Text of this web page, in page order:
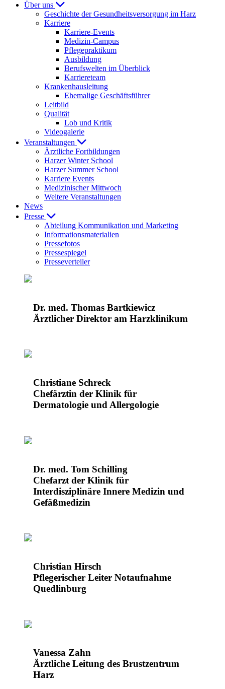
Über uns
Geschichte der Gesundheitsversorgung im Harz
Karriere
Karriere-Events
Medizin-Campus
Pflegepraktikum
Ausbildung
Berufswelten im Überblick
Karriereteam
Krankenhausleitung
Ehemalige Geschäftsführer
Leitbild
Qualität
Lob und Kritik
Videogalerie
Veranstaltungen
Ärztliche Fortbildungen
Harzer Winter School
Harzer Summer School
Karriere Events
Medizinischer Mittwoch
Weitere Veranstaltungen
News
Presse
Abteilung Kommunikation und Marketing
Informationsmaterialien
Pressefotos
Pressespiegel
Presseverteiler
Dr. med. Thomas Bartkiewicz
Ärztlicher Direktor am Harzklinikum
Christiane Schreck
Chefärztin der Klinik für
Dermatologie und Allergologie
Dr. med. Tom Schilling
Chefarzt der Klinik für
Interdisziplinäre Innere Medizin und
Gefäßmedizin
Christian Hirsch
Pflegerischer Leiter Notaufnahme
Quedlinburg
Vanessa Zahn
Ärztliche Leitung des Brustzentrum
Harz